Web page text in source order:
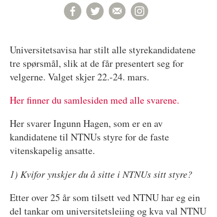
Universitetsavisa har stilt alle styrekandidatene
tre spørsmål, slik at de får presentert seg for
velgerne. Valget skjer 22.-24. mars.
Her finner du samlesiden med alle svarene.
Her svarer Ingunn Hagen, som er en av
kandidatene til NTNUs styre for de faste
vitenskapelig ansatte.
1) Kvifor ynskjer du å sitte i NTNUs sitt styre?
Etter over 25 år som tilsett ved NTNU har eg ein
del tankar om universitetsleiing og kva val NTNU